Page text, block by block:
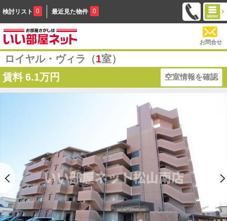
検討リスト 0 最近見た物件 0
お問合せ
ロイヤル・ヴィラ（1室）
賃料 6.1万円 空室情報を確認